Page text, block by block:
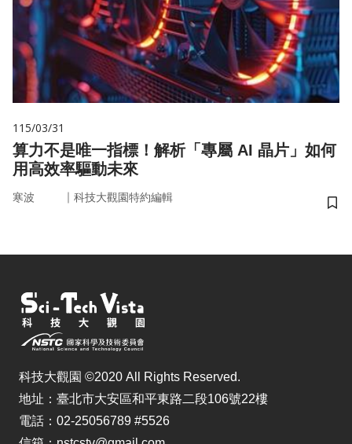
115/03/31
算力不是唯一指標！解析「專屬 AI 晶片」如何
用高效率驅動未來
寒波 ｜ 科技大觀園特約編輯
儲
科技大觀園 ©2020 All Rights Reserved.
地址：臺北市大安區和平東路二段106號22樓
電話：02-25056789 #5526